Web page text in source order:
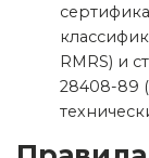
RMRS) и
28408-89